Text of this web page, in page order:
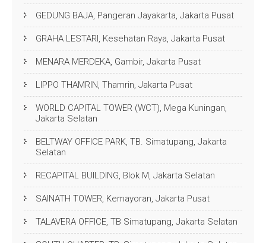
GEDUNG BAJA, Pangeran Jayakarta, Jakarta Pusat
GRAHA LESTARI, Kesehatan Raya, Jakarta Pusat
MENARA MERDEKA, Gambir, Jakarta Pusat
LIPPO THAMRIN, Thamrin, Jakarta Pusat
WORLD CAPITAL TOWER (WCT), Mega Kuningan,
Jakarta Selatan
BELTWAY OFFICE PARK, TB. Simatupang, Jakarta
Selatan
RECAPITAL BUILDING, Blok M, Jakarta Selatan
SAINATH TOWER, Kemayoran, Jakarta Pusat
TALAVERA OFFICE, TB Simatupang, Jakarta Selatan